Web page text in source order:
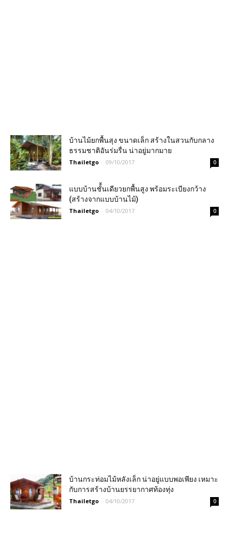
บ้านไม้ยกพื้นสุง ขนาดเล็ก สร้างในสวนกับกลาง
ธรรมชาติอันร่มรื่น น่าอยู่มากมาย
Thailetgo - 09/10/2017 0
แบบบ้านชั้้นเดียวยกพื้นสูง พร้อมระเบียงกว้าง
(สร้างจากแบบบ้านไม้)
Thailetgo - 04/10/2017 0
บ้านกระท่อมไม้หลังเล็ก น่าอยู่แบบพอเพียง เหมาะ
กับการสร้างบ้านยรรยากาศท้องทุ่ง
Thailetgo - 04/10/2017 0